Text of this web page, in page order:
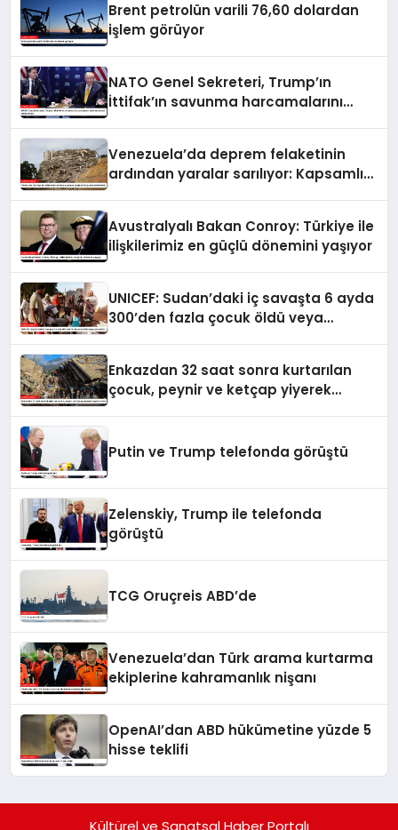
Brent petrolün varili 76,60 dolardan
işlem görüyor
NATO Genel Sekreteri, Trump’ın
İttifak’ın savunma harcamalarını
Venezuela’da deprem felaketinin
ardından yaralar sarılıyor: Kapsamlı
Avustralyalı Bakan Conroy: Türkiye ile
ilişkilerimiz en güçlü dönemini yaşıyor
UNICEF: Sudan’daki iç savaşta 6 ayda
300’den fazla çocuk öldü veya
Enkazdan 32 saat sonra kurtarılan
çocuk, peynir ve ketçap yiyerek
Putin ve Trump telefonda görüştü
Zelenskiy, Trump ile telefonda
görüştü
TCG Oruçreis ABD’de
Venezuela’dan Türk arama kurtarma
ekiplerine kahramanlık nişanı
OpenAI’dan ABD hükümetine yüzde 5
hisse teklifi
Kültürel ve Sanatsal Haber Portalı